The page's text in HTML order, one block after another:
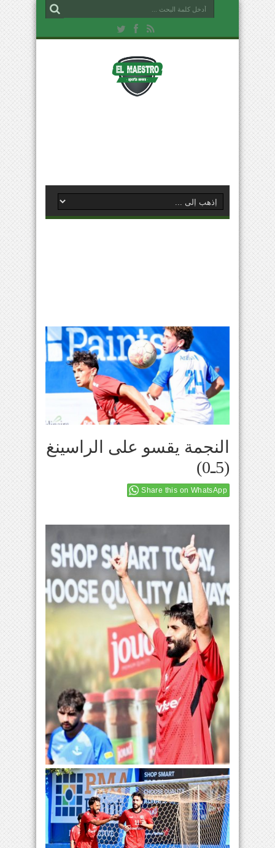
النجمة يقسو على الراسينغ
(5ـ0)
Share this on WhatsApp